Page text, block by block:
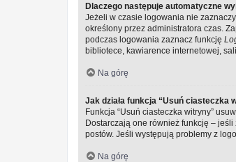
Dlaczego następuje automatyczne
Jeżeli w czasie logowania nie
określony przez administratora czas.
podczas logowania zaznacz funkcję
bibliotece, kawiarence internetowej,
Na górę
Jak działa funkcja “Usuń ciasteczka
Funkcja “Usuń ciasteczka witryny”
Dostarczają one również funkcję –
postów. Jeśli występują problemy z
Na górę